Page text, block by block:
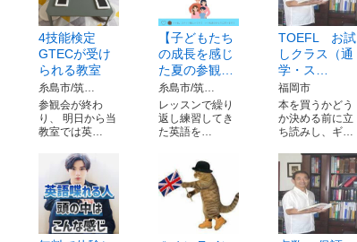
4技能検定
GTECが受け
られる教室
糸島市/筑…
参観会が終わ
り、 明日から当
教室では英…
【子どもたち
の成長を感じ
た夏の参観…
糸島市/筑…
レッスンで繰り
返し練習してき
た英語を…
TOEFL お試
しクラス（通
学・ス…
福岡市
本を買うかどう
か決める前に立
ち読みし、ギ…